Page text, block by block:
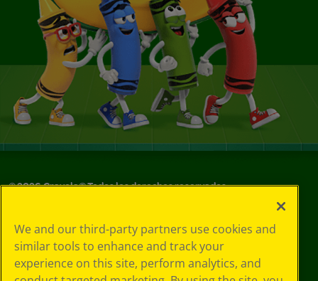
©2026Crayola® Todos los derechos reservados.
de privacidad
Política de
privacidad
Términos de SMS
We and our third-party partners use cookies and
similar tools to enhance and track your
experience on this site, perform analytics, and